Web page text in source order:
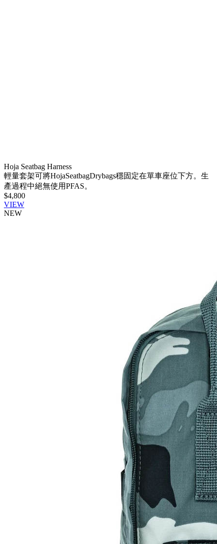
Hoja Seatbag Harness
輕量套架可將HojaSeatbagDrybags穩固定在單車座位下方。生
產過程中絕無使用PFAS。
$4,800
VIEW
NEW